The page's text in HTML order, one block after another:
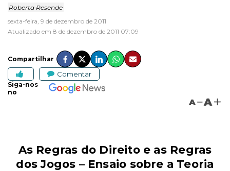
Roberta Resende
sexta-feira, 9 de dezembro de 2011
Atualizado em 8 de dezembro de 2011 07:09
Compartilhar
Comentar
Siga-nos
no
A A
As Regras do Direito e as Regras
dos Jogos – Ensaio sobre a Teoria